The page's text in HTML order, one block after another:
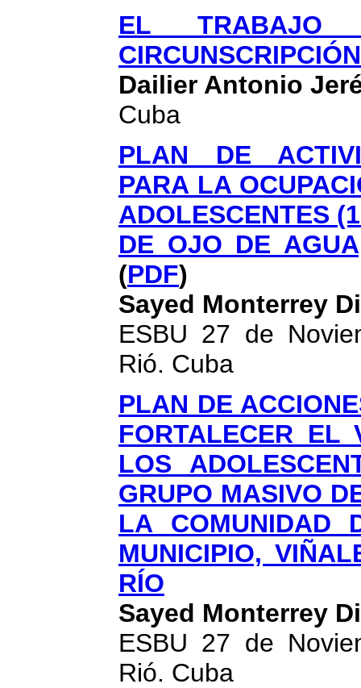
EL TRABAJO
Dailier Antonio
Cuba
PLAN DE
PARA LA
ADOLESCENTES
DE OJO DE
(PDF)
Sayed Monterrey
ESBU 27 de
Rió. Cuba
PLAN DE
FORTALECER EL
LOS
GRUPO MASIVO
LA COMUNIDAD
MUNICIPIO,
RÍO
Sayed Monterrey
ESBU 27 de
Rió. Cuba